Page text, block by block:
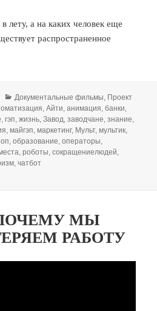
лету, а на каких человек еще
распространенное
Рубрики
Документальные фильмы Проект
,Айти ,анимация ,банки
,гэп ,жизнь ,Завод ,заводчане ,знание
,майгэп ,маркетинг, Мульт,мультик
,образование ,операторы
,роботы ,сокращениелюдей
,чатбот
МЫ
РАБОТУ